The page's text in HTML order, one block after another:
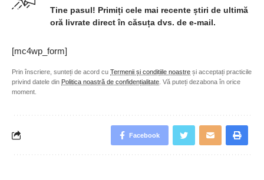
Tine pasul! Primiți cele mai recente știri de ultimă
oră livrate direct în căsuța dvs. de e-mail.
[mc4wp_form]
Prin înscriere, sunteți de acord cu Termenii și condițiile noastre și acceptați practicile
privind datele din Politica noastră de confidențialitate . Vă puteți dezabona în orice
moment.
Facebook